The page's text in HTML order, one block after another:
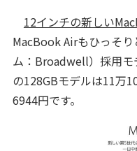
12インチの新しい
MacBook Airもひっそ
ム：Broadwell）採用モ
の128GBモデルは11万
6944円です。